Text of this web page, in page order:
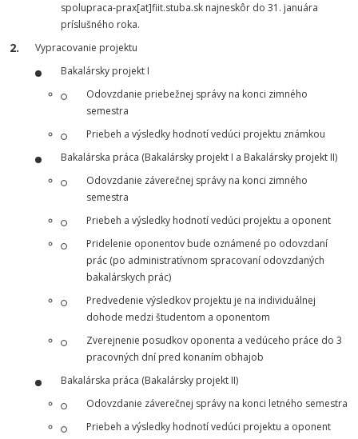
spolupraca-prax[at]fiit.stuba.sk najneskôr do 31. januára
príslušného roka.
Vypracovanie projektu
Bakalársky projekt I
Odovzdanie priebežnej správy na konci zimného
semestra
Priebeh a výsledky hodnotí vedúci projektu známkou
Bakalárska práca (Bakalársky projekt I a Bakalársky projekt II)
Odovzdanie záverečnej správy na konci zimného
semestra
Priebeh a výsledky hodnotí vedúci projektu a oponent
Pridelenie oponentov bude oznámené po odovzdaní
prác (po administratívnom spracovaní odovzdaných
bakalárskych prác)
Predvedenie výsledkov projektu je na individuálnej
dohode medzi študentom a oponentom
Zverejnenie posudkov oponenta a vedúceho práce do 3
pracovných dní pred konaním obhajob
Bakalárska práca (Bakalársky projekt II)
Odovzdanie záverečnej správy na konci letného semestra
Priebeh a výsledky hodnotí vedúci projektu a oponent